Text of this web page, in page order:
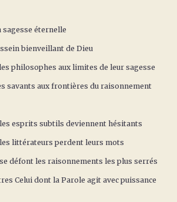
éternelle
bienveillant de Dieu
philosophes aux limites de leur sagesse
savants aux frontières du raisonnement
esprits subtils deviennent hésitants
littérateurs perdent leurs mots
défont les raisonnements les plus serrés
Celui dont la Parole agit avec puissance